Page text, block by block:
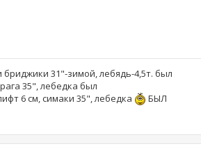
бриджики 31"-зимой, лебядь-4,5т. был
35", лебедка был
6 см, симаки 35", лебедка
БЫЛ